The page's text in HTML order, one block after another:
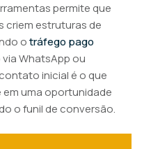
permite que
criem estruturas de
otráfego pago
WhatsApp ou
inicial é o que
uma oportunidade
o funil de conversão.